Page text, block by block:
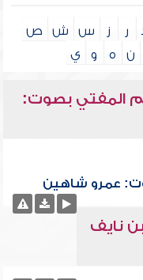
ر ز س ش
ص
ن ه و ي
المفتي بصوت:
عمرو شاهين
نايف